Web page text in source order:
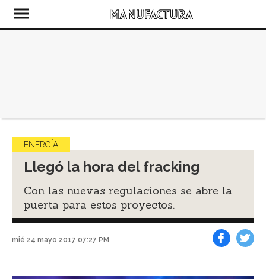
ENERGÍA
Llegó la hora del fracking
Con las nuevas regulaciones se abre la
puerta para estos proyectos.
mié 24 mayo 2017 07:27 PM